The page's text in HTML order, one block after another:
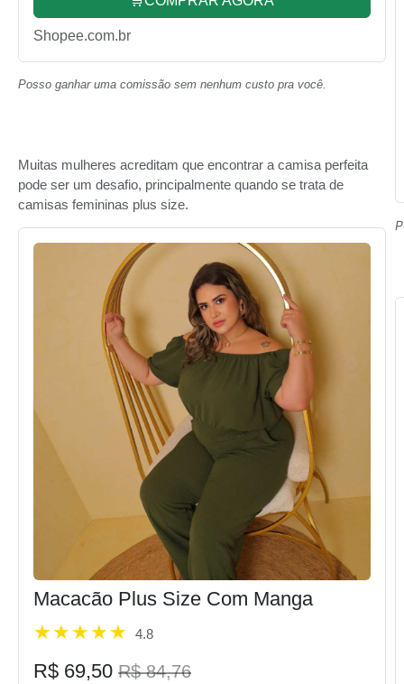
Shopee.com.br
Posso ganhar uma comissão sem nenhum custo pra você.
Muitas mulheres acreditam que encontrar a camisa perfeita
pode ser um desafio, principalmente quando se trata de
camisas femininas plus size.
Macacão Plus Size Com Manga
4.8
R$ 69,50 R$ 84,76